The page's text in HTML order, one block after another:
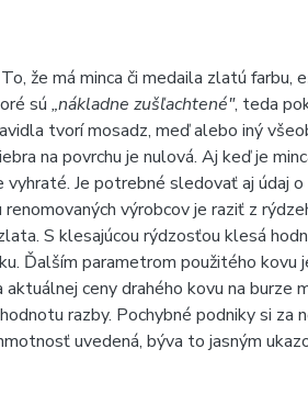
že má minca či medaila zlatú farbu,
sú „nákladne zušľachtené", teda
tvorí mosadz, meď alebo iný
na povrchu je nulová. Aj keď je
Je potrebné sledovať aj údaj
výrobcov je raziť z
S klesajúcou rýdzosťou klesá
Ďalším parametrom použitého kovu
ceny drahého kovu na burze
razby. Pochybné podniky si za
uvedená, býva to jasným